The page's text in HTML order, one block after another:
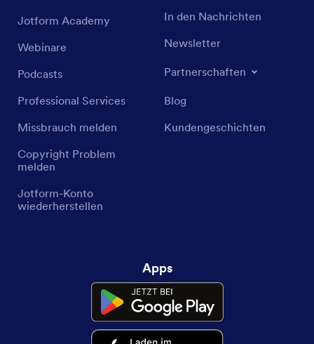
Jotform Academy
Webinare
Podcasts
Professional Services
Missbrauch melden
Copyright Problem
melden
Jotform-Konto
wiederherstellen
In den Nachrichten
Newsletter
Partnerschaften
Blog
Kundengeschichten
Apps